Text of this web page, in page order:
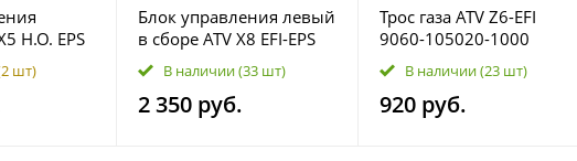
H.O. EPS
шт)
Блок управления левый
в сборе ATV X8 EFI-EPS
7020-160600
В наличии(33 шт)
2 350 руб.
Трос газа ATV Z6-EFI
9060-105020-1000
В наличии(23 шт)
920 руб.